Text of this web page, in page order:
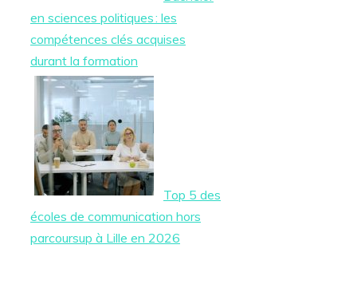
en sciences politiques : les
compétences clés acquises
durant la formation
Top 5 des
écoles de communication hors
parcoursup à Lille en 2026